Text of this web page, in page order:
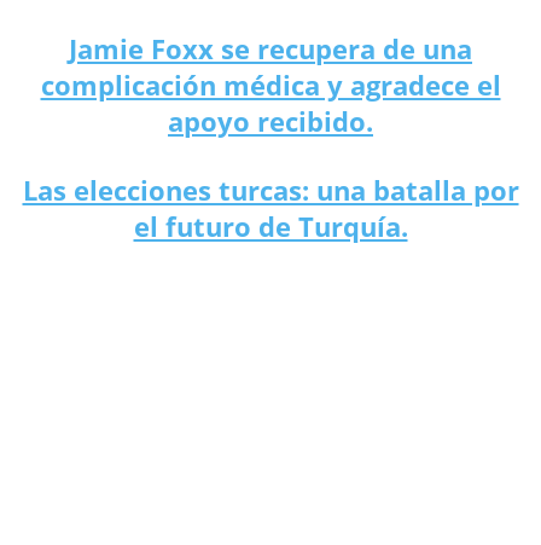
Jamie Foxx se recupera de una
complicación médica y agradece el
apoyo recibido.
Las elecciones turcas: una batalla por
el futuro de Turquía.